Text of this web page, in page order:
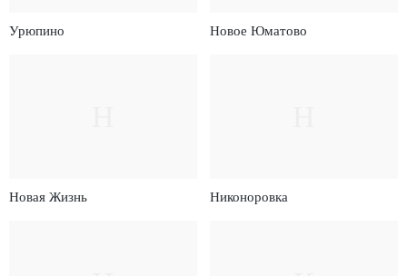
Урюпино Новое Юматово
Новая Жизнь Никоноровка